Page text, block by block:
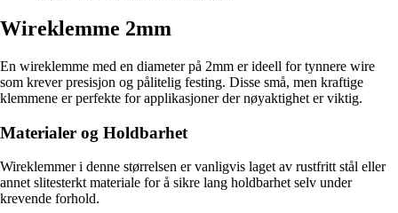
Wireklemme 2mm
En wireklemme med en diameter på 2mm er ideell for tynnere wire
som krever presisjon og pålitelig festing. Disse små, men kraftige
klemmene er perfekte for applikasjoner der nøyaktighet er viktig.
Materialer og Holdbarhet
Wireklemmer i denne størrelsen er vanligvis laget av rustfritt stål eller
annet slitesterkt materiale for å sikre lang holdbarhet selv under
krevende forhold.